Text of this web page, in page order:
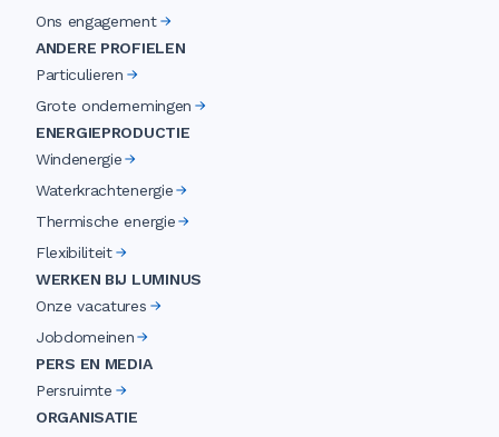
Ons engagement
ANDERE PROFIELEN
Particulieren
Grote ondernemingen
ENERGIEPRODUCTIE
Windenergie
Waterkrachtenergie
Thermische energie
Flexibiliteit
WERKEN BIJ LUMINUS
Onze vacatures
Jobdomeinen
PERS EN MEDIA
Persruimte
ORGANISATIE